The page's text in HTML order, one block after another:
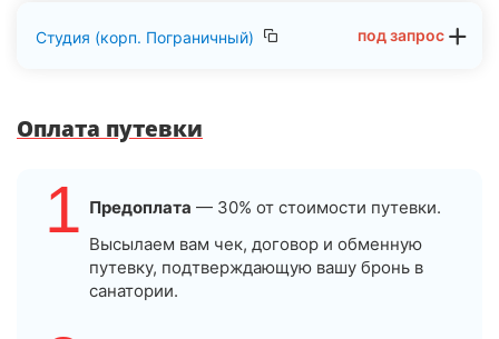
Студия (корп. Пограничный) под запрос
Оплата путевки
1 Предоплата — 30% от стоимости путевки.
Высылаем вам чек, договор и обменную
путевку, подтверждающую вашу бронь в
санатории.